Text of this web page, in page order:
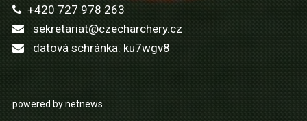
+420 727 978 263
sekretariat@czecharchery.cz
datová schránka: ku7wgv8
powered by netnews